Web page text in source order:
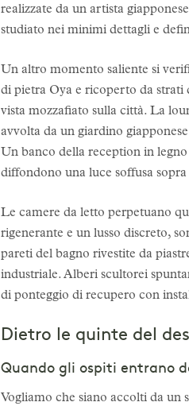
realizzate da un artista
studiato nei minimi dettagli e
Un altro momento saliente si
di pietra Oya e ricoperto da strati
vista mozzafiato sulla città. La
avvolta da un giardino
Un banco della reception in
diffondono una luce soffusa
Le camere da letto perpetuano
rigenerante e un lusso discreto,
pareti del bagno rivestite da
industriale. Alberi scultorei
di ponteggio di recupero con
Dietro le quinte del
Quando gli ospiti entrano
Vogliamo che siano accolti da un